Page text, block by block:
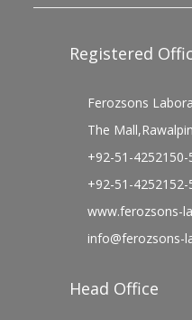
Registered
Ferozsons
The
+92-51-4252150-
+92-51-4252152-
www.ferozsons-
info@ferozsons-
Head Office